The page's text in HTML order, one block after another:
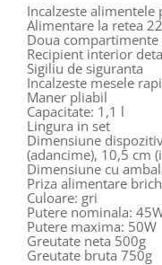
Incalzeste alimentele
Alimentare la retea
Doua
Recipient interior
Sigiliu de siguranta
Incalzeste mesele
Maner pliabil
Capacitate: 1,1 l
Lingura in set
Dimensiune
(adancime), 10,5 cm
Dimensiune cu
Priza alimentare
Culoare: gri
Putere nominala:
Putere maxima: 50W
Greutate neta 500g
Greutate bruta 750g